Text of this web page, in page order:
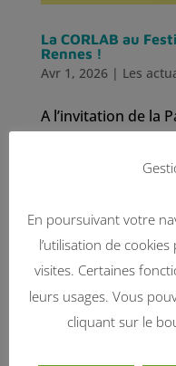
La CORLAB au
Rennes !
Avr 1, 2026| Les
A l’invitation de la
médias indés qui
Fonds pour une
gratuit réunira plus
En poursuivant votre
l’utilisation de
visites. Certaines
leurs usages. Vous
cliquant sur le